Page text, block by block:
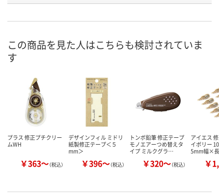
号
数量
カゴへ
数量
この商品を見た人はこちらも検討されていま
す
プラス 修正プチクリー
ムWH
￥363～（税込）
デザインフィル ミドリ
紙製修正テープ＜５
mm＞
￥396～（税込）
トンボ鉛筆 修正テープ
モノエアーつめ替えタ
イプ ミルクグラ…
￥320～（税込）
アイエス
イボリー
5mm幅×
￥